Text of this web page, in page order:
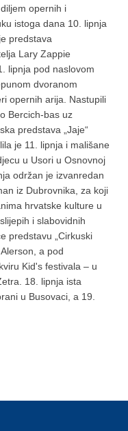
opernih i
istoga dana 10. lipnja
predstava
Lary Zappie
lipnja pod naslovom
dvoranom
opernih arija. Nastupili
Bercich-bas uz
predstava „Jaje“
je 11. lipnja i mališane
u Usori u Osnovnoj
održan je izvanredan
iz Dubrovnika, za koji
hrvatske kulture u
i slabovidnih
predstavu „Cirkuski
a pod
Kid's festivala – u
18. lipnja ista
u Busovaci, a 19.